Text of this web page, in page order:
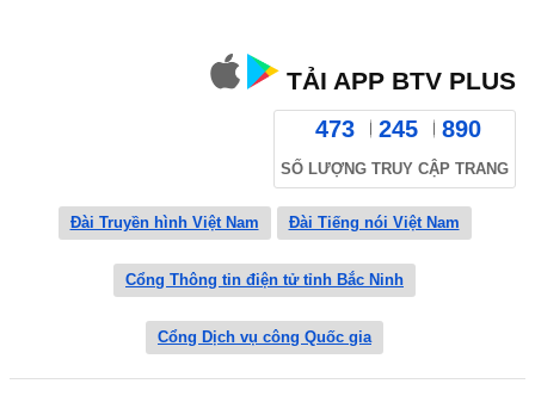
TẢI APP BTV PLUS
473 245 890
SỐ LƯỢNG TRUY CẬP TRANG
Đài Truyền hình Việt Nam Đài Tiếng nói Việt Nam
Cổng Thông tin điện tử tỉnh Bắc Ninh
Cổng Dịch vụ công Quốc gia